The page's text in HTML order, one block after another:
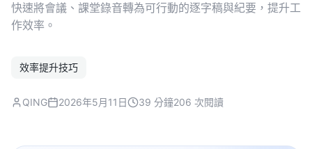
快速將會議、課堂錄音轉為可行動的逐字稿與紀要，提升工
作效率。
效率提升技巧
QING 2026年5月11日 39 分鐘206 次閱讀